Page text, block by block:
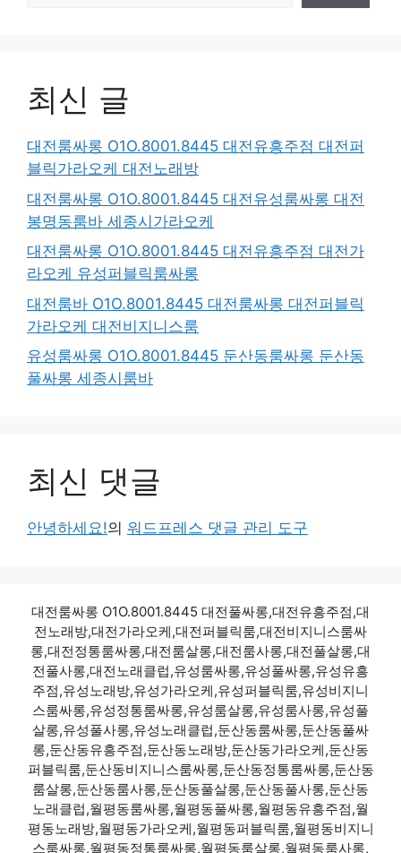
최신 글
대전룸싸롱 O1O.8001.8445 대전유흥주점 대전퍼
블릭가라오케 대전노래방
대전룸싸롱 O1O.8001.8445 대전유성룸싸롱 대전
봉명동룸바 세종시가라오케
대전룸싸롱 O1O.8001.8445 대전유흥주점 대전가
라오케 유성퍼블릭룸싸롱
대전룸바 O1O.8001.8445 대전룸싸롱 대전퍼블릭
가라오케 대전비지니스룸
유성룸싸롱 O1O.8001.8445 둔산동룸싸롱 둔산동
풀싸롱 세종시룸바
최신 댓글
안녕하세요!의 워드프레스 댓글 관리 도구
대전룸싸롱 O1O.8001.8445 대전풀싸롱,대전유흥주점,대
전노래방,대전가라오케,대전퍼블릭룸,대전비지니스룸싸
롱,대전정통룸싸롱,대전룸살롱,대전룸사롱,대전풀살롱,대
전풀사롱,대전노래클럽,유성룸싸롱,유성풀싸롱,유성유흥
주점,유성노래방,유성가라오케,유성퍼블릭룸,유성비지니
스룸싸롱,유성정통룸싸롱,유성룸살롱,유성룸사롱,유성풀
살롱,유성풀사롱,유성노래클럽,둔산동룸싸롱,둔산동풀싸
롱,둔산동유흥주점,둔산동노래방,둔산동가라오케,둔산동
퍼블릭룸,둔산동비지니스룸싸롱,둔산동정통룸싸롱,둔산동
룸살롱,둔산동룸사롱,둔산동풀살롱,둔산동풀사롱,둔산동
노래클럽,월평동룸싸롱,월평동풀싸롱,월평동유흥주점,월
평동노래방,월평동가라오케,월평동퍼블릭룸,월평동비지니
스룸싸롱,월평동정통룸싸롱,월평동룸살롱,월평동룸사롱,